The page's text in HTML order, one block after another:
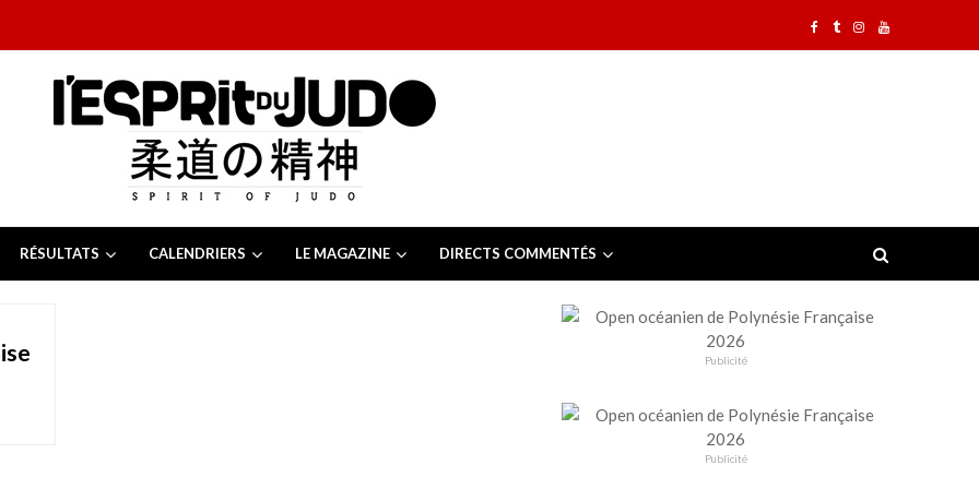
RÉSULTATS CALENDRIERS LE MAGAZINE DIRECTS COMMENTÉS
juillet 2026
13 juillet 2026
Publicité
Publicité